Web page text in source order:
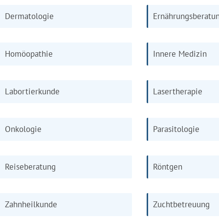
Dermatologie
Homöopathie Innere Medizin
Labortierkunde Lasertherapie
Onkologie Parasitologie
Reiseberatung Röntgen
Zahnheilkunde Zuchtbetreuung